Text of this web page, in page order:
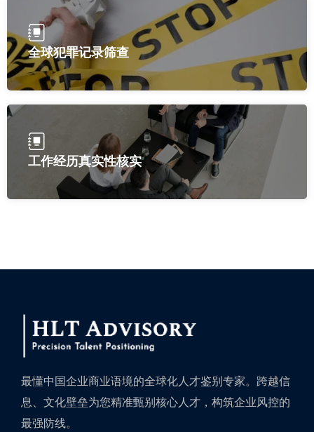
全球犯罪记录筛查
工作经历真实性核实
最懂中国企业商业语境的全球化人才鉴别专家。跨越信
息、文化壁垒为您精准甄别核心人才，构筑企业风控的
最强防线。